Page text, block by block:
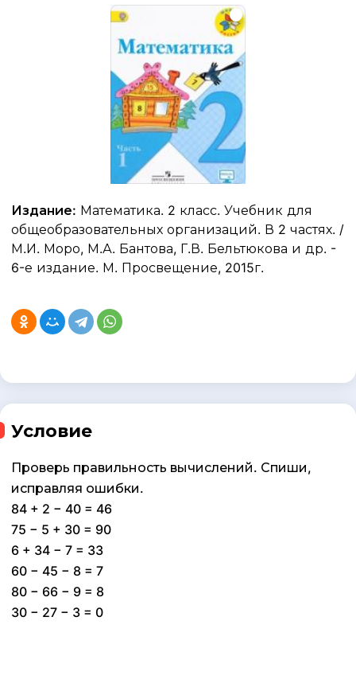
Издание: Математика. 2 класс. Учебник для
общеобразовательных организаций. В 2 частях. /
М.И. Моро, М.А. Бантова, Г.В. Бельтюкова и др. -
6-е издание. М. Просвещение, 2015г.
Условие
Проверь правильность вычислений. Спиши,
исправляя ошибки.
84 + 2 − 40 = 46
75 − 5 + 30 = 90
6 + 34 − 7 = 33
60 − 45 − 8 = 7
80 − 66 − 9 = 8
30 − 27 − 3 = 0